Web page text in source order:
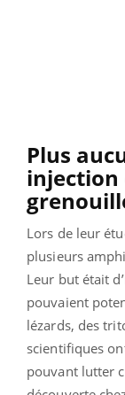
Plus
injection
Lors de leur
plusieurs
Leur but était
pouvaient
lézards, des
scientifiques
pouvant lutter